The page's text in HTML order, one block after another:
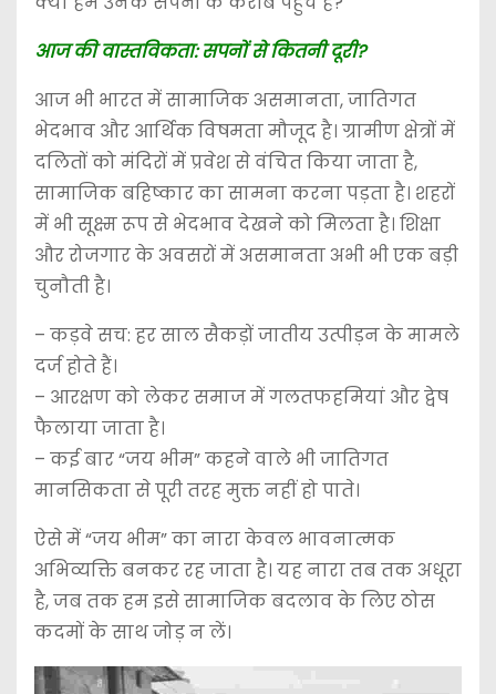
आज की वास्तविकता: सपनों से कितनी दूरी?
आज भी भारत में सामाजिक असमानता, जातिगत
भेदभाव और आर्थिक विषमता मौजूद है। ग्रामीण क्षेत्रों में
दलितों को मंदिरों में प्रवेश से वंचित किया जाता है,
सामाजिक बहिष्कार का सामना करना पड़ता है। शहरों
में भी सूक्ष्म रूप से भेदभाव देखने को मिलता है। शिक्षा
और रोजगार के अवसरों में असमानता अभी भी एक बड़ी
चुनौती है।
– कड़वे सच: हर साल सैकड़ों जातीय उत्पीड़न के मामले
दर्ज होते हैं।
– आरक्षण को लेकर समाज में गलतफहमियां और द्वेष
फैलाया जाता है।
– कई बार “जय भीम” कहने वाले भी जातिगत
मानसिकता से पूरी तरह मुक्त नहीं हो पाते।
ऐसे में “जय भीम” का नारा केवल भावनात्मक
अभिव्यक्ति बनकर रह जाता है। यह नारा तब तक अधूरा
है, जब तक हम इसे सामाजिक बदलाव के लिए ठोस
कदमों के साथ जोड़ न लें।